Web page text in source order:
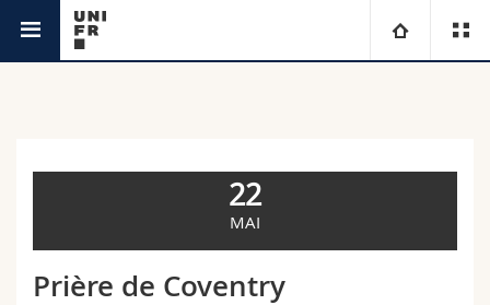
Ressources
22
MAI
Prière de Coventry